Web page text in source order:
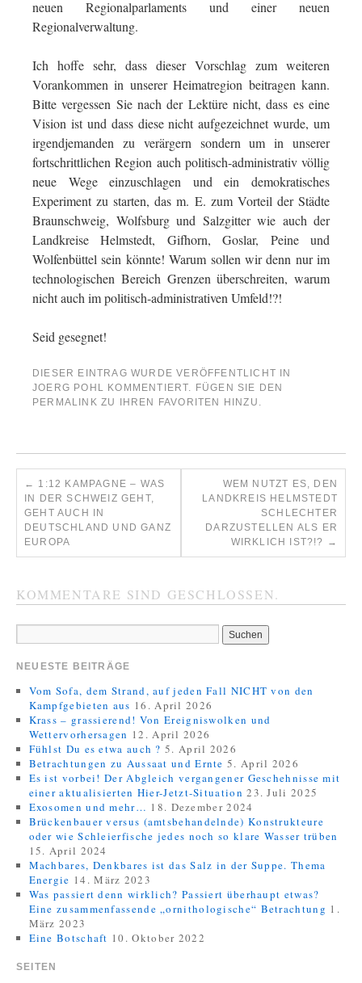
neuen Regionalparlaments und einer neuen
Regionalverwaltung.
Ich hoffe sehr, dass dieser Vorschlag zum weiteren
Vorankommen in unserer Heimatregion beitragen kann.
Bitte vergessen Sie nach der Lektüre nicht, dass es eine
Vision ist und dass diese nicht aufgezeichnet wurde, um
irgendjemanden zu verärgern sondern um in unserer
fortschrittlichen Region auch politisch-administrativ völlig
neue Wege einzuschlagen und ein demokratisches
Experiment zu starten, das m. E. zum Vorteil der Städte
Braunschweig, Wolfsburg und Salzgitter wie auch der
Landkreise Helmstedt, Gifhorn, Goslar, Peine und
Wolfenbüttel sein könnte! Warum sollen wir denn nur im
technologischen Bereich Grenzen überschreiten, warum
nicht auch im politisch-administrativen Umfeld!?!
Seid gesegnet!
DIESER EINTRAG WURDE VERÖFFENTLICHT IN
JOERG POHL KOMMENTIERT. FÜGEN SIE DEN
PERMALINK ZU IHREN FAVORITEN HINZU.
← 1:12 KAMPAGNE – WAS
IN DER SCHWEIZ GEHT,
GEHT AUCH IN
DEUTSCHLAND UND GANZ
EUROPA
WEM NUTZT ES, DEN
LANDKREIS HELMSTEDT
SCHLECHTER
DARZUSTELLEN ALS ER
WIRKLICH IST?!?
→
KOMMENTARE SIND GESCHLOSSEN.
NEUESTE BEITRÄGE
Vom Sofa, dem Strand, auf jeden Fall NICHT von den
Kampfgebieten aus 16. April 2026
Krass – grassierend! Von Ereigniswolken und
Wettervorhersagen 12. April 2026
Fühlst Du es etwa auch ? 5. April 2026
Betrachtungen zu Aussaat und Ernte 5. April 2026
Es ist vorbei! Der Abgleich vergangener Geschehnisse mit
einer aktualisierten Hier-Jetzt-Situation 23. Juli 2025
Exosomen und mehr… 18. Dezember 2024
Brückenbauer versus (amtsbehandelnde) Konstrukteure
oder wie Schleierfische jedes noch so klare Wasser trüben
15. April 2024
Machbares, Denkbares ist das Salz in der Suppe. Thema
Energie 14. März 2023
Was passiert denn wirklich? Passiert überhaupt etwas?
Eine zusammenfassende „ornithologische“ Betrachtung 1.
März 2023
Eine Botschaft 10. Oktober 2022
SEITEN